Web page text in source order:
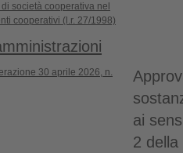
società cooperativa nel
cooperativi (l.r. 27/1998)
30 aprile 2026, n.
ai
2